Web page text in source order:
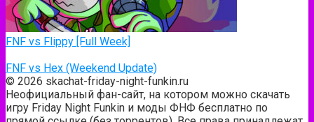
FNF vs Flippy [Full Week]
FNF vs Hex (Weekend Update)
© 2026 skachat-friday-night-funkin.ru
Неофициальный фан-сайт, на котором можно скачать
игру Friday Night Funkin и моды ФНФ бесплатно по